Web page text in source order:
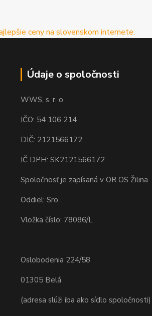
Údaje o spoločnosti
WWS, s. r. o.
IČO: 54 106 214
DIČ: 2121566172
IČ DPH: SK2121566172
Spoločnosť je zapísaná v OR OS Žilina
Oddiel: Sro.
Vložka číslo: 78086/L
Oslobodenia 224/58
01305 Belá
(adresa slúži iba ako sídlo spoločnosti)